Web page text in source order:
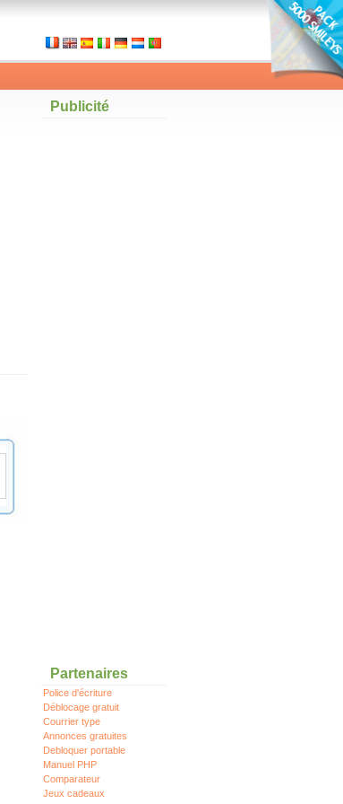
Publicité
Partenaires
Police d'écriture
Déblocage gratuit
Courrier type
Annonces gratuites
Debloquer portable
Manuel PHP
Comparateur
Jeux cadeaux